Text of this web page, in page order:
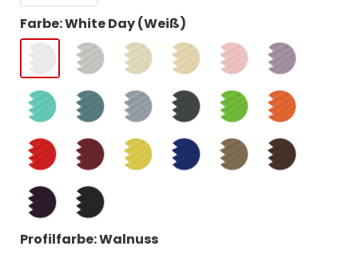
Farbe: White Day (Weiß)
Profilfarbe: Walnuss